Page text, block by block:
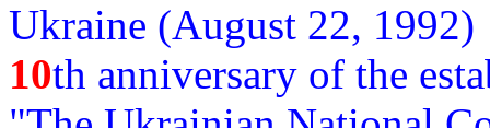
Ukraine (August 22, 1992)
10th anniversary of the